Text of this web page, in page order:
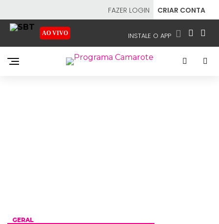
FAZER LOGIN CRIAR CONTA
AO VIVO INSTALE O APP
EMISSORAS
GERAL